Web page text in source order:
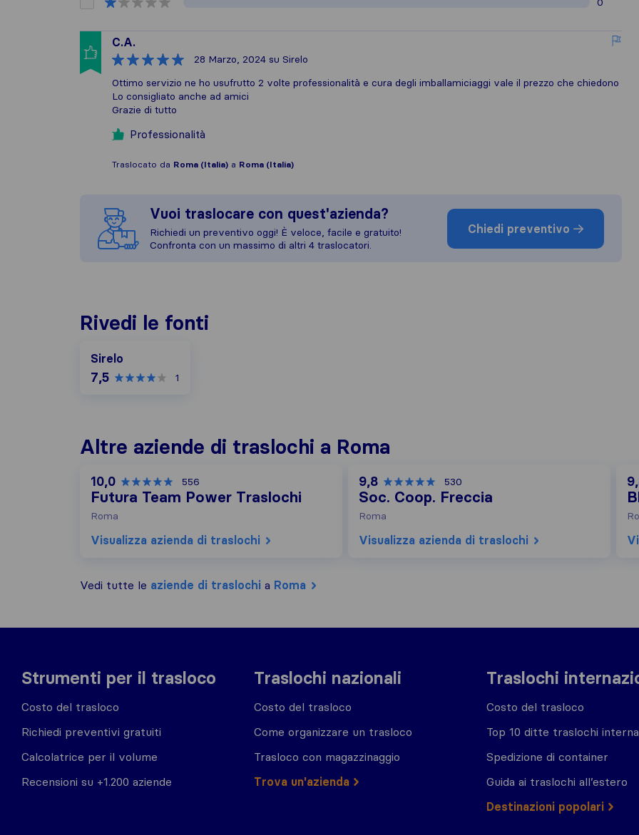
C.A.
28 Marzo, 2024 su Sirelo
Ottimo servizio ne ho usufrutto 2 volte professionalità e cura degli imballamiciaggi vale il prezzo che chiedono
Lo consigliato anche ad amici
Grazie di tutto
Professionalità
Traslocato da Roma (Italia) a Roma (Italia)
Vuoi traslocare con quest'azienda?
Richiedi un preventivo oggi! È veloce, facile e gratuito!
Confronta con un massimo di altri 4 traslocatori.
Chiedi preventivo
Rivedi le fonti
Sirelo
7,5 1
Altre aziende di traslochi a Roma
10,0 556
Futura Team Power Traslochi
Roma
Visualizza azienda di traslochi
9,8 530
Soc. Coop. Freccia
Roma
Visualizza azienda di traslochi
Vedi tutte le aziende di traslochi a Roma
Strumenti per il trasloco
Costo del trasloco
Richiedi preventivi gratuiti
Calcolatrice per il volume
Recensioni su +1.200 aziende
Traslochi nazionali
Costo del trasloco
Come organizzare un trasloco
Trasloco con magazzinaggio
Trova un'azienda
Traslochi
Costo del trasloco
Top 10 ditte traslochi
Spedizione di container
Guida ai traslochi all’estero
Destinazioni popolari